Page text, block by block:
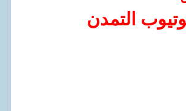
التمدن